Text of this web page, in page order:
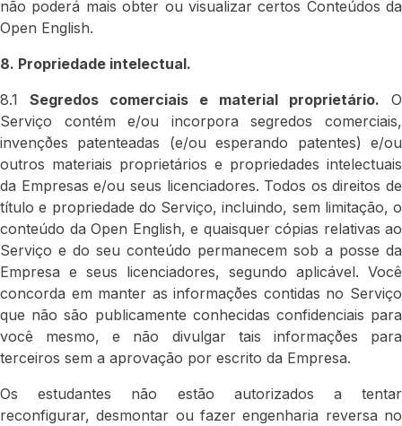
não poderá mais obter ou visualizar certos Conteúdos da
Open English.
8. Propriedade intelectual.
8.1 Segredos comerciais e material proprietário. O
Serviço contém e/ou incorpora segredos comerciais,
invençðes patenteadas (e/ou esperando patentes) e/ou
outros materiais proprietários e propriedades intelectuais
da Empresas e/ou seus licenciadores. Todos os direitos de
título e propriedade do Serviço, incluindo, sem limitação, o
conteúdo da Open English, e quaisquer cópias relativas ao
Serviço e do seu conteúdo permanecem sob a posse da
Empresa e seus licenciadores, segundo aplicável. Você
concorda em manter as informaçðes contidas no Serviço
que não são publicamente conhecidas confidenciais para
você mesmo, e não divulgar tais informaçðes para
terceiros sem a aprovação por escrito da Empresa.
Os estudantes não estão autorizados a tentar
reconfigurar, desmontar ou fazer engenharia reversa no